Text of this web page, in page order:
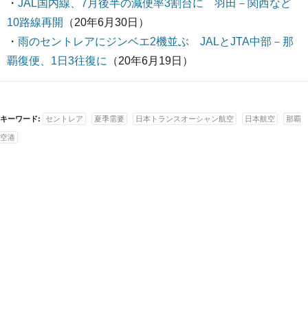
・ JAL国内線、7月後半の減便率3割台に 羽田－関西など
10路線再開
（20年6月30日）
・ 雨のセントレアにジンベエ2機並ぶ JALとJTA中部－那
覇復便、1日3往復に
（20年6月19日）
キーワード: セントレア 夏季需要 日本トランスオーシャン航空 日本航空 那覇
空港